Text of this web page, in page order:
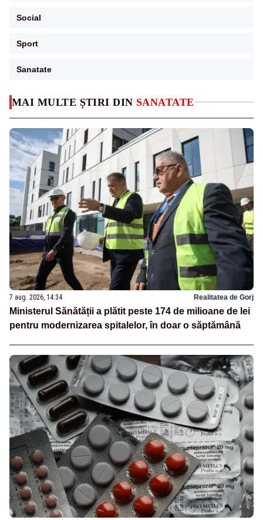
MAI MULTE ȘTIRI DIN SANATATE
7 aug. 2026, 14:34 Realitatea de Gorj
Ministerul Sănătății a plătit peste 174 de milioane de lei
pentru modernizarea spitalelor, în doar o săptămână
Social
Sport
Sanatate